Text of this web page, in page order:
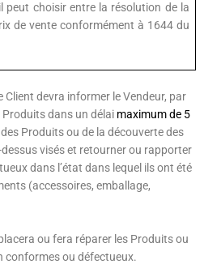
peut choisir entre la résolution de la
de vente conformément à 1644 du
devra informer le Vendeur, par
dans un délai maximum de 5
des Produits ou de la découverte des
visés et retourner ou rapporter
dans l’état dans lequel ils ont été
(accessoires, emballage,
ou fera réparer les Produits ou
conformes ou défectueux.